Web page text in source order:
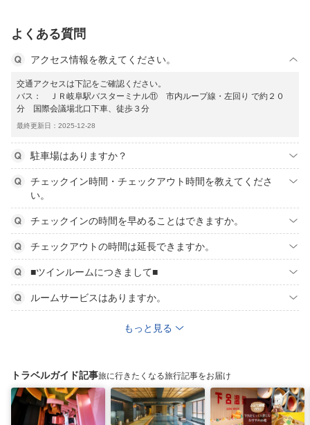
よくある質問
アクセス情報を教えてください。
交通アクセスは下記をご確認ください。
バス： ＪＲ岐阜駅バスターミナル⑪ 市内ループ線・左回り で約２０
分 国際会議場北口下車、徒歩３分
最終更新日：2025-12-28
駐車場はありますか？
チェックイン時間・チェックアウト時間を教えてくださ
い。
チェックインの時間を早めることはできますか。
チェックアウトの時間は延長できますか。
■ツインルームにつきまして■
ルームサービスはありますか。
もっと見る
トラベルガイド記事旅に行きたくなる旅行記事をお届け